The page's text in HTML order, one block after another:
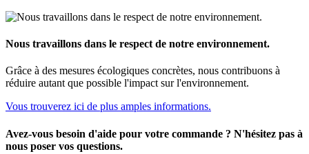
Nous travaillons dans le respect de notre environnement.
Grâce à des mesures écologiques concrètes, nous contribuons à
réduire autant que possible l'impact sur l'environnement.
Vous trouverez ici de plus amples informations.
Avez-vous besoin d'aide pour votre commande ? N'hésitez pas à
nous poser vos questions.